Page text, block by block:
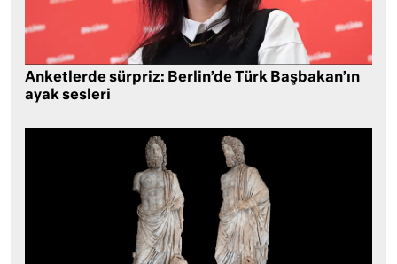
Anketlerde sürpriz: Berlin’de Türk Başbakan’ın
ayak sesleri